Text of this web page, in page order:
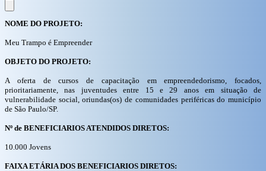
NOME DO PROJETO:
Meu Trampo é Empreender
OBJETO DO PROJETO:
A oferta de cursos de capacitação em empreendedorismo, focados,
prioritariamente, nas juventudes entre 15 e 29 anos em situação de
vulnerabilidade social, oriundas(os) de comunidades periféricas do município
de São Paulo/SP.
Nº de BENEFICIARIOS ATENDIDOS DIRETOS:
10.000 Jovens
FAIXA ETÁRIA DOS BENEFICIARIOS DIRETOS: